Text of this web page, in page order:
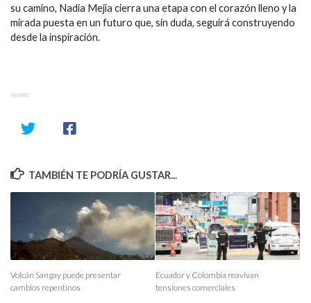
su camino, Nadia Mejía cierra una etapa con el corazón lleno y la
mirada puesta en un futuro que, sin duda, seguirá construyendo
desde la inspiración.
SHARE
TAMBIÉN TE PODRÍA GUSTAR...
Volcán Sangay puede presentar
cambios repentinos
Ecuador y Colombia reavivan
tensiones comerciales